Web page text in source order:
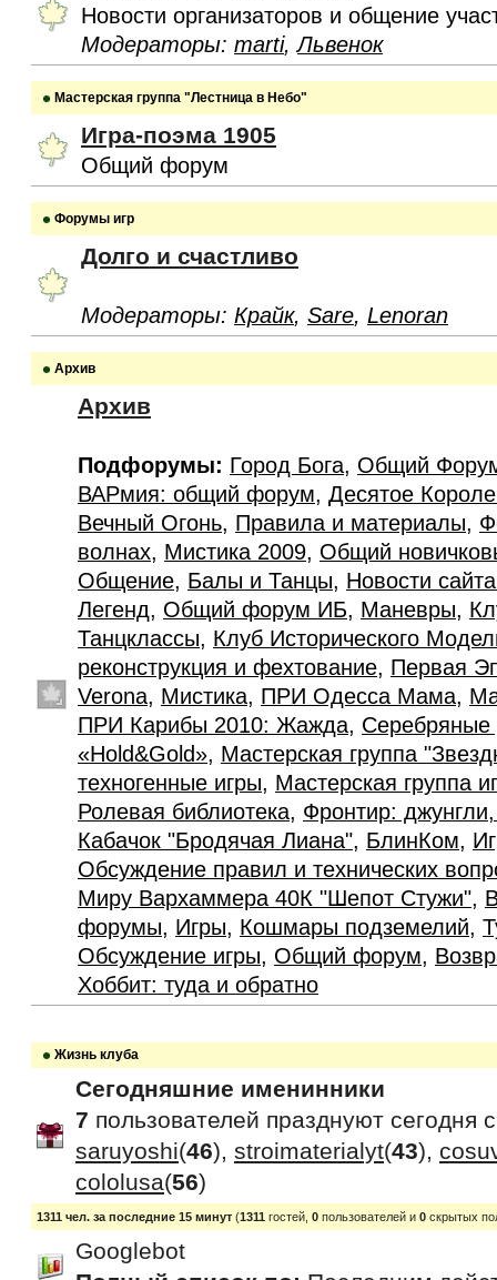
Новости организаторов и общение
Модераторы: marti,Львенок
Мастерская группа "Лестница в Небо"
Игра-поэма 1905
Общий форум
Форумы игр
Долго и счастливо
Модераторы: Крайк, Sare, Lenoran
Архив
Архив
Подфорумы: Город Бога, Общий
ВАРмия: общий форум, Десятое
Вечный Огонь, Правила и материалы,
волнах, Мистика 2009, Общий
Общение, Балы и Танцы, Новости
Легенд, Общий форум ИБ, Маневры,
Танцклассы, Клуб Исторического
реконструкция и фехтование, Первая
Verona, Мистика, ПРИ Одесса Мама,
ПРИ Карибы 2010: Жажда, Серебряные
«Hold&Gold», Мастерская группа
техногенные игры, Мастерская группа
Ролевая библиотека, Фронтир:
Кабачок "Бродячая Лиана", БлинКом,
Обсуждение правил и технических
Миру Вархаммера 40К "Шепот Стужи",
форумы, Игры, Кошмары подземелий,
Обсуждение игры, Общий форум,
Хоббит: туда и обратно
Жизнь клуба
Сегодняшние именинники
7 пользователей празднуют сегодня
saruyoshi(46), stroimaterialyt(43),
cololusa(56)
1311 чел. за последние 15 минут (1311 гостей, 0 пользователей и 0 скрытых
Googlebot